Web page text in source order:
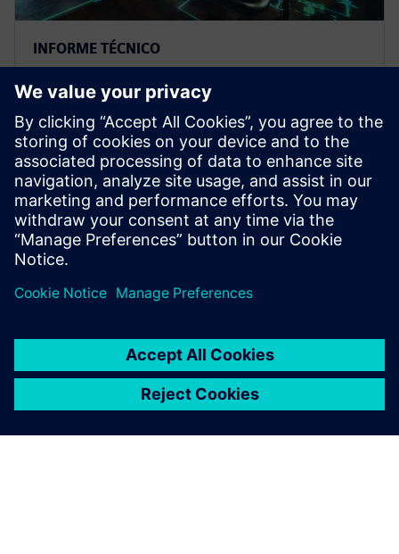
INFORME TÉCNICO
Las operaciones integradas de
fabricación posibilitan una
producción más inteligente
La transformación digital en la industria de bienes
envasados puede comenzar a partir de las
operaciones integradas de fabricación.